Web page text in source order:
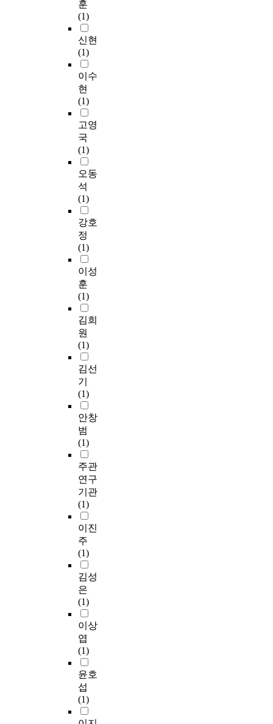
훈
(1)
신현
(1)
이수
현
(1)
고영
국
(1)
오동
석
(1)
강호
정
(1)
이성
훈
(1)
김희
원
(1)
김선
기
(1)
안창
범
(1)
주관
연구
기관
(1)
이진
주
(1)
김성
은
(1)
이상
엽
(1)
윤호
섭
(1)